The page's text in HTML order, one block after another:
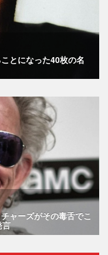
とになった40枚の名
ャーズがその毒舌でこ
言